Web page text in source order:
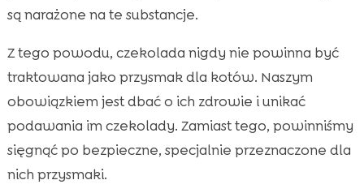
są narażone na te substancje.
Z tego powodu, czekolada nigdy nie powinna być
traktowana jako przysmak dla kotów. Naszym
obowiązkiem jest dbać o ich zdrowie i unikać
podawania im czekolady. Zamiast tego, powinniśmy
sięgnąć po bezpieczne, specjalnie przeznaczone dla
nich przysmaki.